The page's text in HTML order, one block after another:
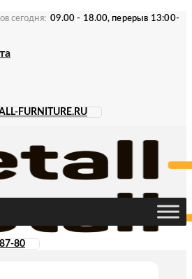
сегодня: 09.00 - 18.00, перерыв 13:00-
FURNITURE.RU
80